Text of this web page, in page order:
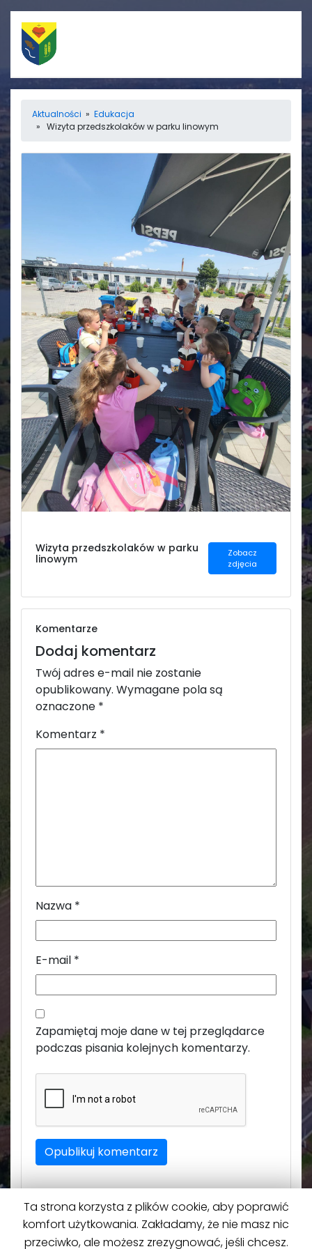
Porządek nabożeństw
wiejskich
Rada sołecka
Świetlica
Strona główna
Informacje
Aktualności
Galerie
Aktualności » Edukacja
» Wizyta przedszkolaków w parku linowym
Wizyta przedszkolaków w parku
linowym
Zobacz
zdjęcia
Komentarze
Dodaj komentarz
Twój adres e-mail nie zostanie
opublikowany. Wymagane pola są
oznaczone *
Komentarz *
Nazwa *
E-mail *
Zapamiętaj moje dane w tej przeglądarce
podczas pisania kolejnych komentarzy.
Ta strona korzysta z plików cookie, aby poprawić
komfort użytkowania. Zakładamy, że nie masz nic
przeciwko, ale możesz zrezygnować, jeśli chcesz.